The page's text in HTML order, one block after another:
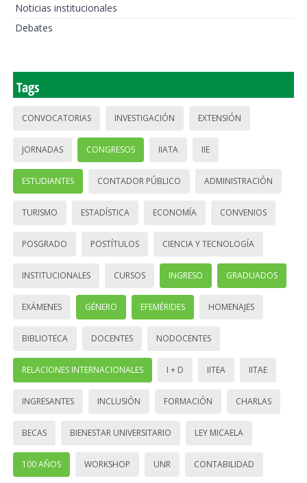
Noticias institucionales
Debates
Tags
CONVOCATORIAS INVESTIGACIÓN EXTENSIÓN
JORNADAS CONGRESOS IIATA IIE
ESTUDIANTES CONTADOR PÚBLICO ADMINISTRACIÓN
TURISMO ESTADÍSTICA ECONOMÍA CONVENIOS
POSGRADO POSTÍTULOS CIENCIA Y TECNOLOGÍA
INSTITUCIONALES CURSOS INGRESO GRADUADOS
EXÁMENES GÉNERO EFEMÉRIDES HOMENAJES
BIBLIOTECA DOCENTES NODOCENTES
RELACIONES INTERNACIONALES I + D IITEA IITAE
INGRESANTES INCLUSIÓN FORMACIÓN CHARLAS
BECAS BIENESTAR UNIVERSITARIO LEY MICAELA
100 AÑOS WORKSHOP UNR CONTABILIDAD